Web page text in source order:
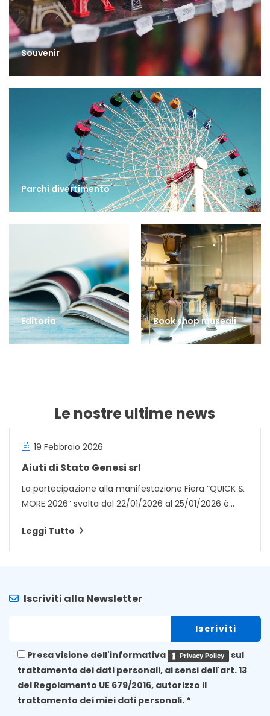
Souvenir
Parchi divertimento
Editoria Book shop museali
Le nostre ultime news
19 Febbraio 2026
Aiuti di Stato Genesi srl
La partecipazione alla manifestazione Fiera “QUICK &
MORE 2026” svolta dal 22/01/2026 al 25/01/2026 è...
Leggi Tutto
Iscriviti alla Newsletter
Presa visione dell'informativa Privacy Policy
sul
trattamento dei dati personali, ai sensi dell'art. 13
del Regolamento UE 679/2016, autorizzo il
trattamento dei miei dati personali. *